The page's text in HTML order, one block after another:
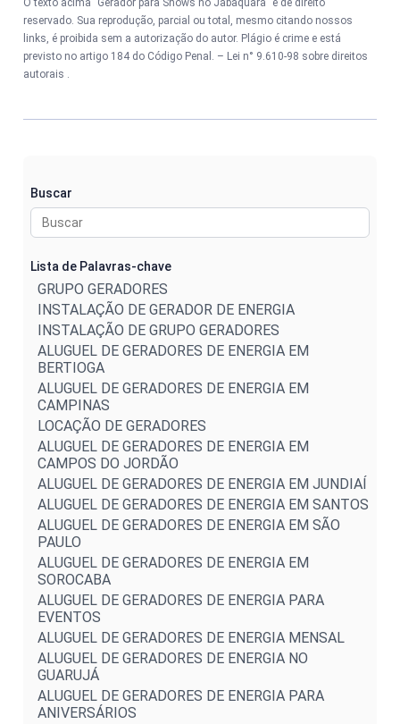
O texto acima "Gerador para Shows no Jabaquara" é de direito
reservado. Sua reprodução, parcial ou total, mesmo citando nossos
links, é proibida sem a autorização do autor. Plágio é crime e está
previsto no artigo 184 do Código Penal. – Lei n° 9.610-98 sobre direitos
autorais .
Buscar
Lista de Palavras-chave
GRUPO GERADORES
INSTALAÇÃO DE GERADOR DE ENERGIA
INSTALAÇÃO DE GRUPO GERADORES
ALUGUEL DE GERADORES DE ENERGIA EM
BERTIOGA
ALUGUEL DE GERADORES DE ENERGIA EM
CAMPINAS
LOCAÇÃO DE GERADORES
ALUGUEL DE GERADORES DE ENERGIA EM
CAMPOS DO JORDÃO
ALUGUEL DE GERADORES DE ENERGIA EM JUNDIAÍ
ALUGUEL DE GERADORES DE ENERGIA EM SANTOS
ALUGUEL DE GERADORES DE ENERGIA EM SÃO
PAULO
ALUGUEL DE GERADORES DE ENERGIA EM
SOROCABA
ALUGUEL DE GERADORES DE ENERGIA PARA
EVENTOS
ALUGUEL DE GERADORES DE ENERGIA MENSAL
ALUGUEL DE GERADORES DE ENERGIA NO
GUARUJÁ
ALUGUEL DE GERADORES DE ENERGIA PARA
ANIVERSÁRIOS